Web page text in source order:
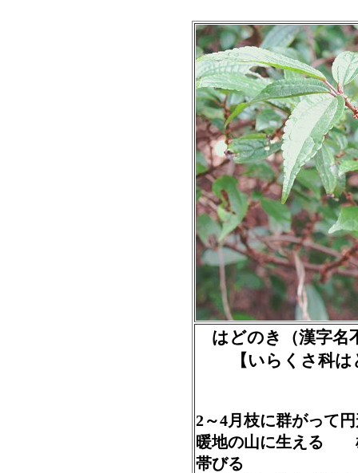
はどのき
（漢字名
【いらくさ科は
2～4月枝に群がって
暖地の山に生える
帯びる